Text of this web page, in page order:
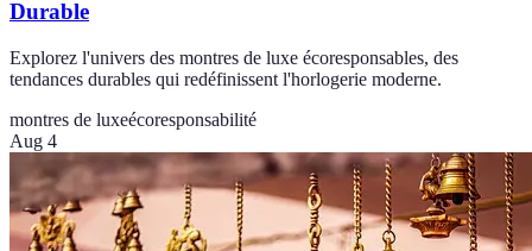
Durable
Explorez l'univers des montres de luxe écoresponsables, des
tendances durables qui redéfinissent l'horlogerie moderne.
montres de luxeécoresponsabilité
Aug 4